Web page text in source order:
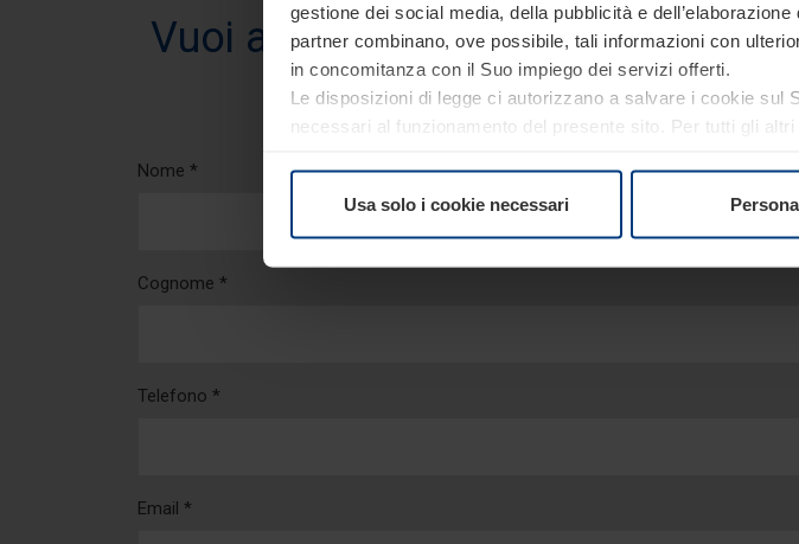
gestione dei social media, della pubblicità e
partner combinano, ove possibile, tali informazioni con
in concomitanza con il Suo impiego dei servizi offerti.
Le disposizioni di legge ci autorizzano a salvare i cookie
necessari al funzionamento del presente sito. Per tutti gli
Usa solo i cookie necessari
Vuoi avere informazioni più
Siamo a tua
Nome *
Cognome *
Telefono *
Email *